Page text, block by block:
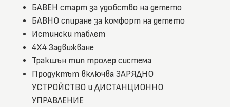
БАВЕН старт за удобство на детето
БАВНО спиране за комфорт на детето
Истински таблет
4Х4 Задвижване
Тракшън тип тролер система
Продуктът включва ЗАРЯДНО
УСТРОЙСТВО и ДИСТАНЦИОННО
УПРАВЛЕНИЕ